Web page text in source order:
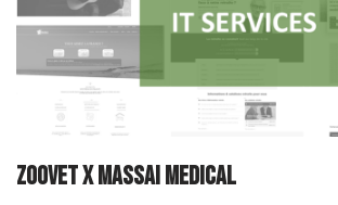
Zoovet x Massai Medical